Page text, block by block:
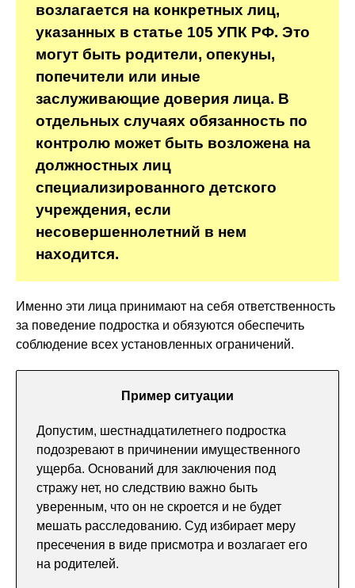
возлагается на конкретных лиц,
указанных в статье 105 УПК РФ. Это
могут быть родители, опекуны,
попечители или иные
заслуживающие доверия лица. В
отдельных случаях обязанность по
контролю может быть возложена на
должностных лиц
специализированного детского
учреждения, если
несовершеннолетний в нем
находится.
Именно эти лица принимают на себя ответственность
за поведение подростка и обязуются обеспечить
соблюдение всех установленных ограничений.
Пример ситуации
Допустим, шестнадцатилетнего подростка
подозревают в причинении имущественного
ущерба. Оснований для заключения под
стражу нет, но следствию важно быть
уверенным, что он не скроется и не будет
мешать расследованию. Суд избирает меру
пресечения в виде присмотра и возлагает его
на родителей.